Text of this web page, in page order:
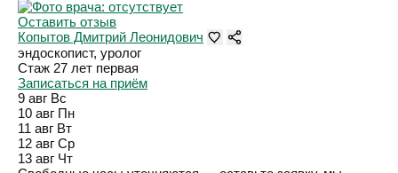
Оставить отзыв
Копытов Дмитрий Леонидович
эндоскопист, уролог
Стаж 27 лет первая
Записаться на приём
9 авг Вс
10 авг Пн
11 авг Вт
12 авг Ср
13 авг Чт